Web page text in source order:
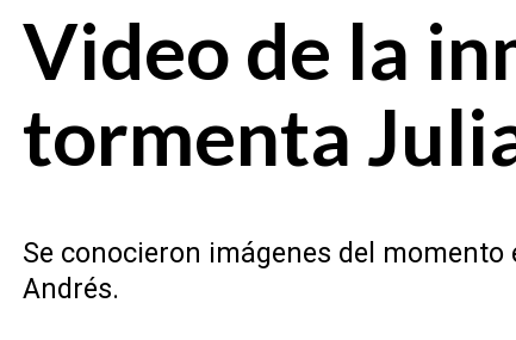
Video de la
tormenta
Se conocieron imágenes del
Andrés.